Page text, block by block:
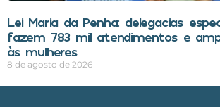
Lei Maria da Penha: delegacias
fazem 783 mil atendimentos e
às mulheres
8 de agosto de 2026